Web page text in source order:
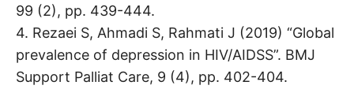
99 (2), pp. 439-444.
4. Rezaei S, Ahmadi S, Rahmati J (2019) “Global
prevalence of depression in HIV/AIDSS”. BMJ
Support Palliat Care, 9 (4), pp. 402-404.